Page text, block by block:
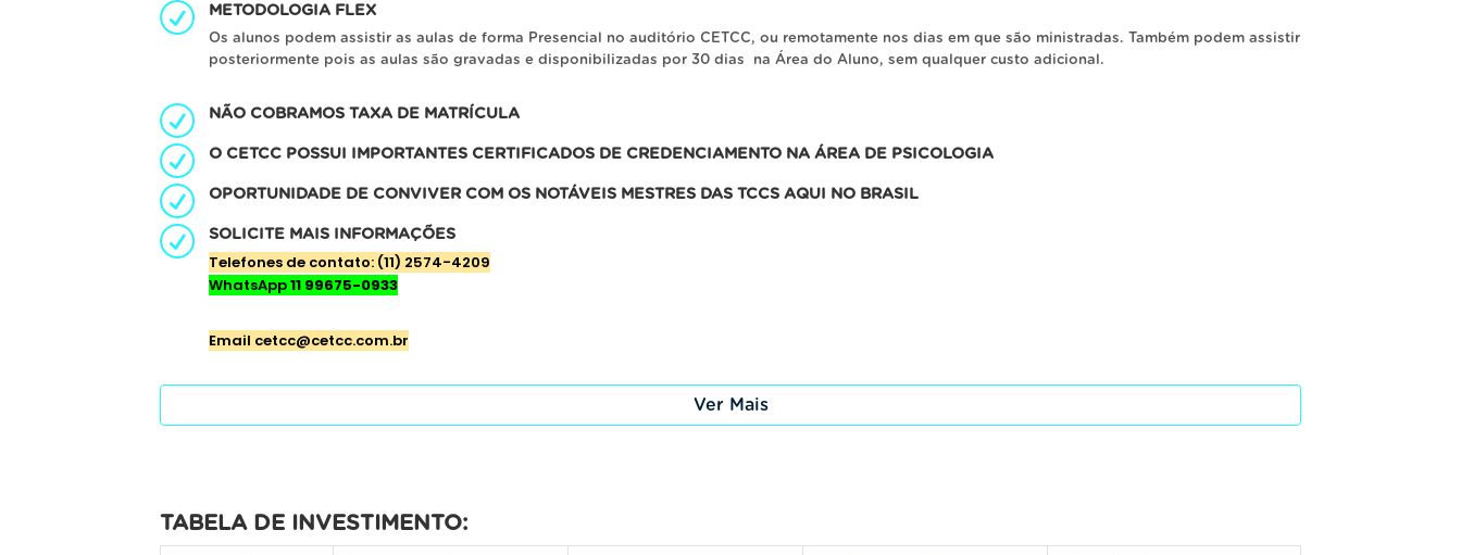
METODOLOGIA FLEX
Os alunos podem assistir as aulas de forma Presencial no auditório CETCC, ou remotamente nos dias em que são ministradas. Também podem assistir
posteriormente pois as aulas são gravadas e disponibilizadas por 30 dias na Área do Aluno, sem qualquer custo adicional.
NÃO COBRAMOS TAXA DE MATRÍCULA
O CETCC POSSUI IMPORTANTES CERTIFICADOS DE CREDENCIAMENTO NA ÁREA DE PSICOLOGIA
OPORTUNIDADE DE CONVIVER COM OS NOTÁVEIS MESTRES DAS TCCS AQUI NO BRASIL
SOLICITE MAIS INFORMAÇÕES
Telefones de contato: (11) 2574-4209
WhatsApp11 99675-0933
Email cetcc@cetcc.com.br
Ver Mais
TABELA DE INVESTIMENTO: